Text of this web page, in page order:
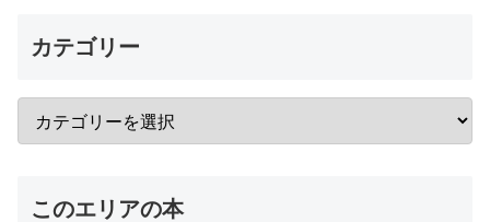
カテゴリー
このエリアの本